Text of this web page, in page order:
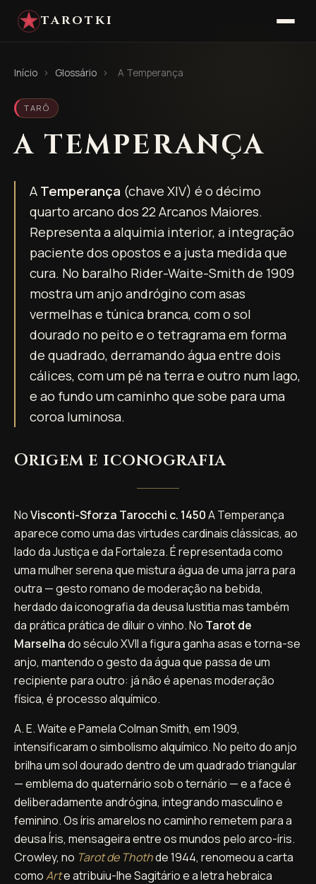
TAROTKI
Início › Glossário › A Temperança
TARÔ
A TEMPERANÇA
ATemperança (chave XIV) é o décimo
quarto arcano dos 22 Arcanos Maiores.
Representa a alquimia interior, a integração
paciente dos opostos e a justa medida que
cura. No baralho Rider-Waite-Smith de 1909
mostra um anjo andrógino com asas
vermelhas e túnica branca, com o sol
dourado no peito e o tetragrama em forma
de quadrado, derramando água entre dois
cálices, com um pé na terra e outro num lago,
e ao fundo um caminho que sobe para uma
coroa luminosa.
Origem e iconografia
NoVisconti-Sforza Tarocchi c. 1450A Temperança
aparece como uma das virtudes cardinais clássicas, ao
lado da Justiça e da Fortaleza. É representada como
uma mulher serena que mistura água de uma jarra para
outra — gesto romano de moderação na bebida,
herdado da iconografia da deusa Iustitia mas também
da prática prática de diluir o vinho. No Tarot de
Marselhado século XVII a figura ganha asas e torna-se
anjo, mantendo o gesto da água que passa de um
recipiente para outro: já não é apenas moderação
física, é processo alquímico.
A. E. Waite e Pamela Colman Smith, em 1909,
intensificaram o simbolismo alquímico. No peito do anjo
brilha um sol dourado dentro de um quadrado triangular
— emblema do quaternário sob o ternário — e a face é
deliberadamente andrógina, integrando masculino e
feminino. Os íris amarelos no caminho remetem para a
deusa Íris, mensageira entre os mundos pelo arco-íris.
Crowley, no Tarot de Thothde 1944, renomeou a carta
comoArte atribuiu-lhe Sagitário e a letra hebraica